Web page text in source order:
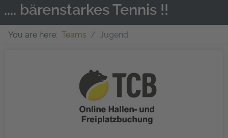
.... bärenstarkes Tennis !!
You are here: Teams Jugend